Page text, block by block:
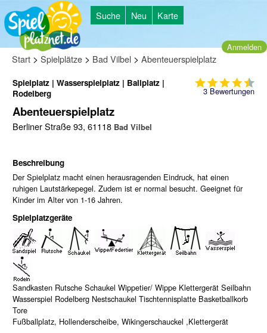
Suche Neu Karte
Anmelden
Start > Spielplätze > Bad Vilbel > Abenteuerspielplatz
3Bewertungen
Spielplatz | Wasserspielplatz | Ballplatz |
Rodelberg
Abenteuerspielplatz
Berliner Straße 93, 61118 Bad Vilbel
Beschreibung
Der Spielplatz macht einen herausragenden Eindruck, hat einen
ruhigen Lautstärkepegel. Zudem ist er normal besucht. Geeignet für
Kinder im Alter von 1-16 Jahren.
Spielplatzgeräte
Sandkasten Rutsche Schaukel Wippetier/ Wippe Klettergerät Seilbahn
Wasserspiel Rodelberg Nestschaukel Tischtennisplatte Basketballkorb
Tore
Fußballplatz, Hollenderscheibe, Wikingerschauckel ,Klettergerät